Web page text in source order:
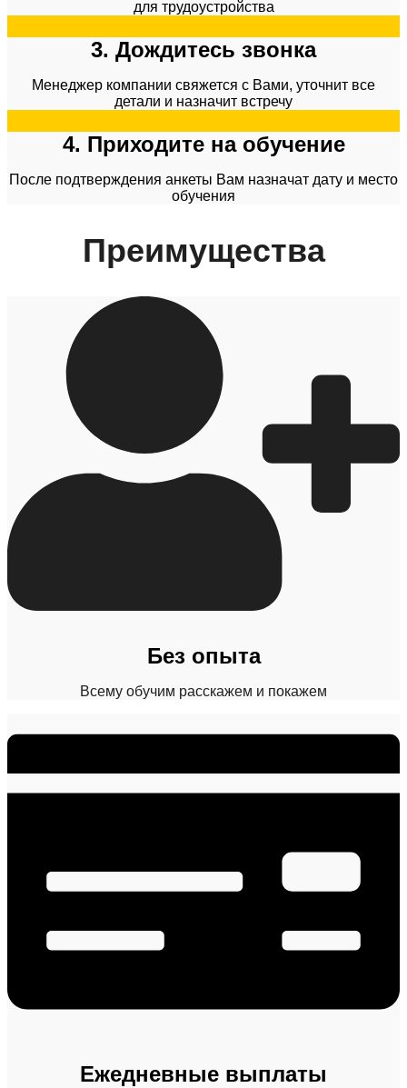
для трудоустройства
3. Дождитесь звонка
Менеджер компании свяжется с Вами, уточнит все
детали и назначит встречу
4. Приходите на обучение
После подтверждения анкеты Вам назначат дату и место
обучения​
Преимущества
Без опыта
Всему обучим расскажем и покажем
Ежедневные выплаты